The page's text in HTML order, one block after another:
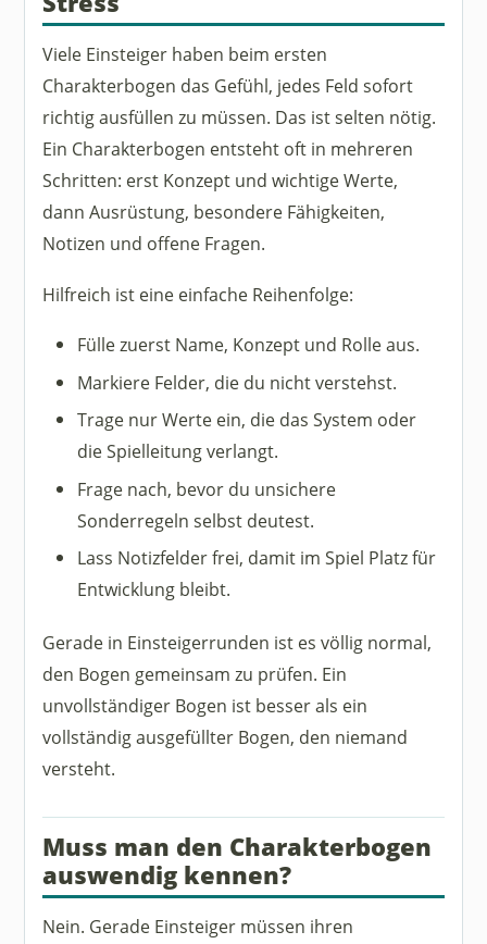
Viele Einsteiger haben beim ersten
Charakterbogen das Gefühl, jedes Feld sofort
richtig ausfüllen zu müssen. Das ist selten nötig.
Ein Charakterbogen entsteht oft in mehreren
Schritten: erst Konzept und wichtige Werte,
dann Ausrüstung, besondere Fähigkeiten,
Notizen und offene Fragen.
Hilfreich ist eine einfache Reihenfolge:
Fülle zuerst Name, Konzept und Rolle aus.
Markiere Felder, die du nicht verstehst.
Trage nur Werte ein, die das System oder
die Spielleitung verlangt.
Frage nach, bevor du unsichere
Sonderregeln selbst deutest.
Lass Notizfelder frei, damit im Spiel Platz für
Entwicklung bleibt.
Gerade in Einsteigerrunden ist es völlig normal,
den Bogen gemeinsam zu prüfen. Ein
unvollständiger Bogen ist besser als ein
vollständig ausgefüllter Bogen, den niemand
versteht.
Muss man den Charakterbogen
auswendig kennen?
Nein. Gerade Einsteiger müssen ihren